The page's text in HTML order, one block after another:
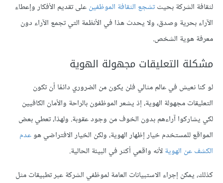
لثقافة الشركة بحيثتشجع الثقافة الموظفينعلى تقديم الأفكار وإعطاء
الآراء بحرية وصدق، ولا يحدث هذا في الأنظمة التي تجمع الآراء دون
معرفة هوية الشخص.
مشكلة التعليقات مجهولة الهوية
لو كنا نعيش في عالم مثالي فلن يكون من الضروري دائمًا أن تكون
التعليقات مجهولة الهوية، إذ يشعر الموظفون بالراحة والأمان الكافيين
لكي يشاركوا آراءهم بدون الخوف من وجود عقوبة. ولهذا، تعطي بعض
المواقع للمستخدم خيار إظهار الهوية، ولكن الخيار الافتراضي هوعدم
الكشف عن الهويةلأنه واقعي أكثر في البيئة الحالية.
كذلك، يمكن إجراء اﻻستبيانات العامة لموظفي الشركة عبر تطبيقات مثل